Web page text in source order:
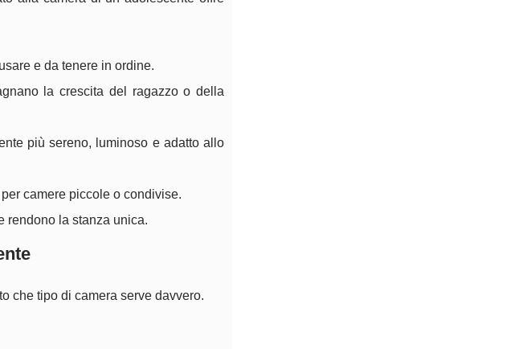
e da tenere in ordine.
la crescita del ragazzo o della
più sereno, luminoso e adatto allo
camere piccole o condivise.
rendono la stanza unica.
che tipo di camera serve davvero.